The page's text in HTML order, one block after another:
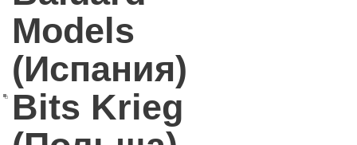
Models
(Испания)
Bits Krieg